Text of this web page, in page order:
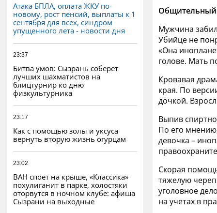
Атака БПЛА, оплата ЖКУ по-
новому, рост пенсий, выплаты к 1
сентября для всех, синдром
упущенного лета - новости дня
23:37
Битва умов: Сызрань соберет
лучших шахматистов на
блицтурнир ко дню
физкультурника
23:17
Как с помощью золы и уксуса
вернуть вторую жизнь огурцам
23:02
ВАН споет на крыше, «Классика»
похулиганит в парке, холостяки
оторвутся в ночном клубе: афиша
Сызрани на выходные
Общительный
Мужчина
Убийце не
«Она
голове. Мать
Кровавая
края. По
дочкой.
Выпив
По его
девочка –
Скорая
тяжелую
уголовное
на учетах в